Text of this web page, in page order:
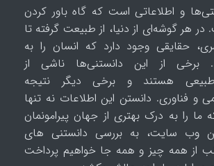
و اطلاعاتی است که گاه باور کردن
هر گوشه‌ای از دنیا، از طبیعت گرفته تا
حقایقی وجود دارد که انسان را به
برخی از این دانستنی‌ها ناشی از
هستند و برخی دیگر نتیجه
و فناوری. دانستن این اطلاعات نه تنها
را به درک بهتری از جهان پیرامونمان
وب سایت، به بررسی دانستنی های
از همه چیز و همه جا خواهیم پرداخت